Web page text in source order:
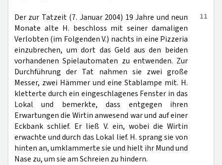
11
Der zur Tatzeit (7. Januar 2004) 19 Jahre und neun
Monate alte H. beschloss mit seiner damaligen
Verlobten (im Folgenden V.) nachts in eine Pizzeria
einzubrechen, um dort das Geld aus den beiden
vorhandenen Spielautomaten zu entwenden. Zur
Durchführung der Tat nahmen sie zwei große
Messer, zwei Hämmer und eine Stablampe mit. H.
kletterte durch ein eingeschlagenes Fenster in das
Lokal und bemerkte, dass entgegen ihren
Erwartungen die Wirtin anwesend war und auf einer
Eckbank schlief. Er ließ V. ein, wobei die Wirtin
erwachte und durch das Lokal lief. H. sprang sie von
hinten an, umklammerte sie und hielt ihr Mund und
Nase zu, um sie am Schreien zu hindern.